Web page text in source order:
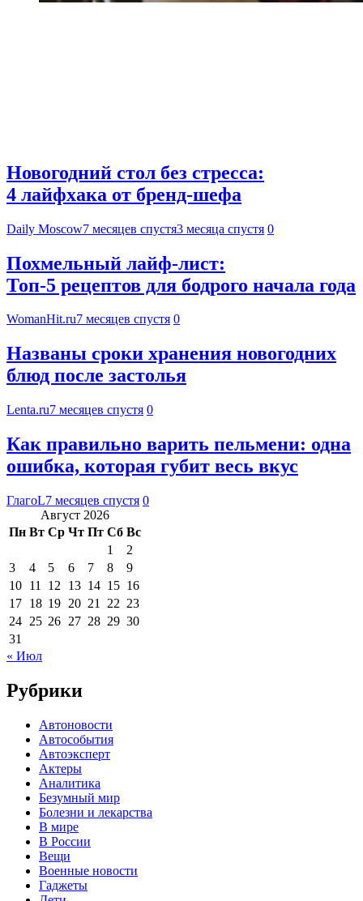
Новогодний стол без стресса:
4 лайфхака от бренд-шефа
Daily Moscow7 месяцев спустя3 месяца спустя 0
Похмельный лайф-лист:
Топ-5 рецептов для бодрого начала года
WomanHit.ru7 месяцев спустя 0
Названы сроки хранения новогодних
блюд после застолья
Lenta.ru7 месяцев спустя 0
Как правильно варить пельмени: одна
ошибка, которая губит весь вкус
ГлагоL7 месяцев спустя 0
Август 2026
Пн Вт Ср Чт Пт Сб Вс
1
2
3
4 5 6 7 8
9
10 11 12 13 14 15 16
17 18 19 20 21 22 23
24 25 26 27 28 29 30
31
« Июл
Рубрики
Автоновости
Автособытия
Автоэксперт
Актеры
Аналитика
Безумный мир
Болезни и лекарства
В мире
В России
Вещи
Военные новости
Гаджеты